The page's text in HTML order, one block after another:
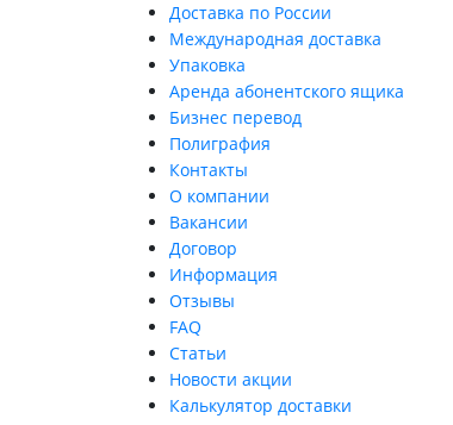
Доставка по России
Международная доставка
Упаковка
Аренда абонентского ящика
Бизнес перевод
Полиграфия
Контакты
О компании
Вакансии
Договор
Информация
Отзывы
FAQ
Статьи
Новости акции
Калькулятор доставки